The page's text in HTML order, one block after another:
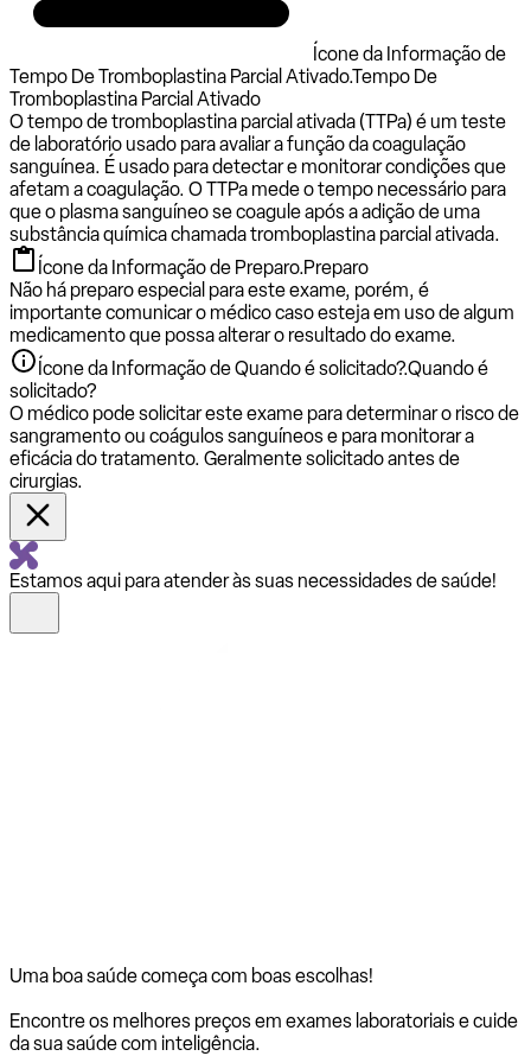
Ícone da Informação de
Tempo De Tromboplastina Parcial Ativado.Tempo De
Tromboplastina Parcial Ativado
O tempo de tromboplastina parcial ativada (TTPa) é um teste
de laboratório usado para avaliar a função da coagulação
sanguínea. É usado para detectar e monitorar condições que
afetam a coagulação. O TTPa mede o tempo necessário para
que o plasma sanguíneo se coagule após a adição de uma
substância química chamada tromboplastina parcial ativada.
Ícone da Informação de Preparo.Preparo
Não há preparo especial para este exame, porém, é
importante comunicar o médico caso esteja em uso de algum
medicamento que possa alterar o resultado do exame.
Ícone da Informação de Quando é solicitado?.Quando é
solicitado?
O médico pode solicitar este exame para determinar o risco de
sangramento ou coágulos sanguíneos e para monitorar a
eficácia do tratamento. Geralmente solicitado antes de
cirurgias.
Estamos aqui para atender às suas necessidades de saúde!
Uma boa saúde começa com boas escolhas!
Encontre os melhores preços em exames laboratoriais e cuide
da sua saúde com inteligência.